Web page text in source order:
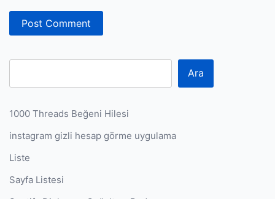
Ara
1000 Threads Beğeni Hilesi
instagram gizli hesap görme uygulama
Liste
Sayfa Listesi